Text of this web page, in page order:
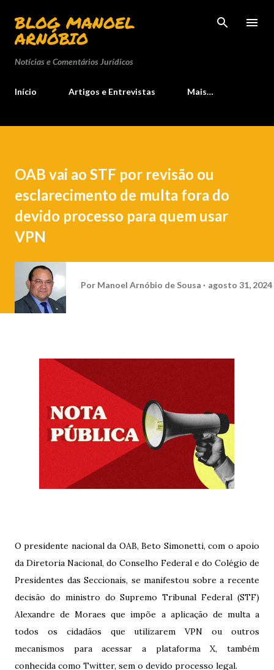
Pular para o conteúdo principal
BLOG MANOEL
ARNÓBIO
Notícias e Comentários Jurídicos
Início Artigos e Entrevistas Mais…
OAB vai ao STF por revisão ou
esclarecimento de multa fora do
devido processo para quem usar
VPN
Por Manoel Arnóbio de Sousa agosto 31, 2024
O presidente nacional da OAB, Beto Simonetti, com o apoio
da Diretoria Nacional, do Conselho Federal e do Colégio de
Presidentes das Seccionais, se manifestou sobre a recente
decisão do ministro do Supremo Tribunal Federal (STF)
Alexandre de Moraes que impõe a aplicação de multa a
todos os cidadãos que utilizarem VPN ou outros
mecanismos para acessar a plataforma X, também
conhecida como Twitter, sem o devido processo legal.